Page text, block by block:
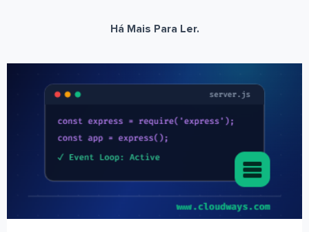
Há Mais Para Ler.